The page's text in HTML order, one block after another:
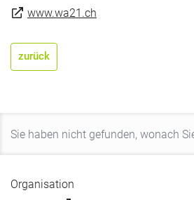
www.wa21.ch
zurück
Organisation